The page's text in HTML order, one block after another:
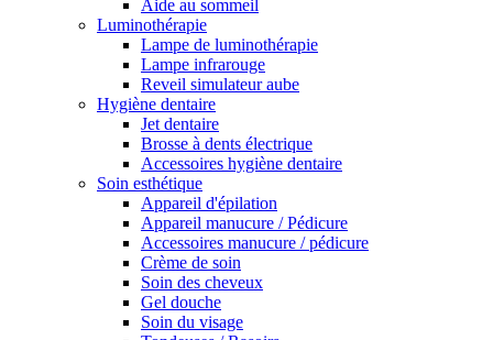
Aide au sommeil
Luminothérapie
Lampe de luminothérapie
Lampe infrarouge
Reveil simulateur aube
Hygiène dentaire
Jet dentaire
Brosse à dents électrique
Accessoires hygiène dentaire
Soin esthétique
Appareil d'épilation
Appareil manucure / Pédicure
Accessoires manucure / pédicure
Crème de soin
Soin des cheveux
Gel douche
Soin du visage